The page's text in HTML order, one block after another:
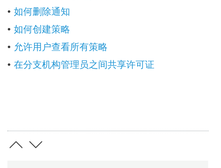
• 如何删除通知
• 如何创建策略
• 允许用户查看所有策略
• 在分支机构管理员之间共享许可证